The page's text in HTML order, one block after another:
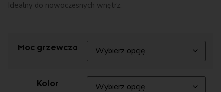
Idealny do nowoczesnych wnętrz.
Moc grzewcza
Kolor